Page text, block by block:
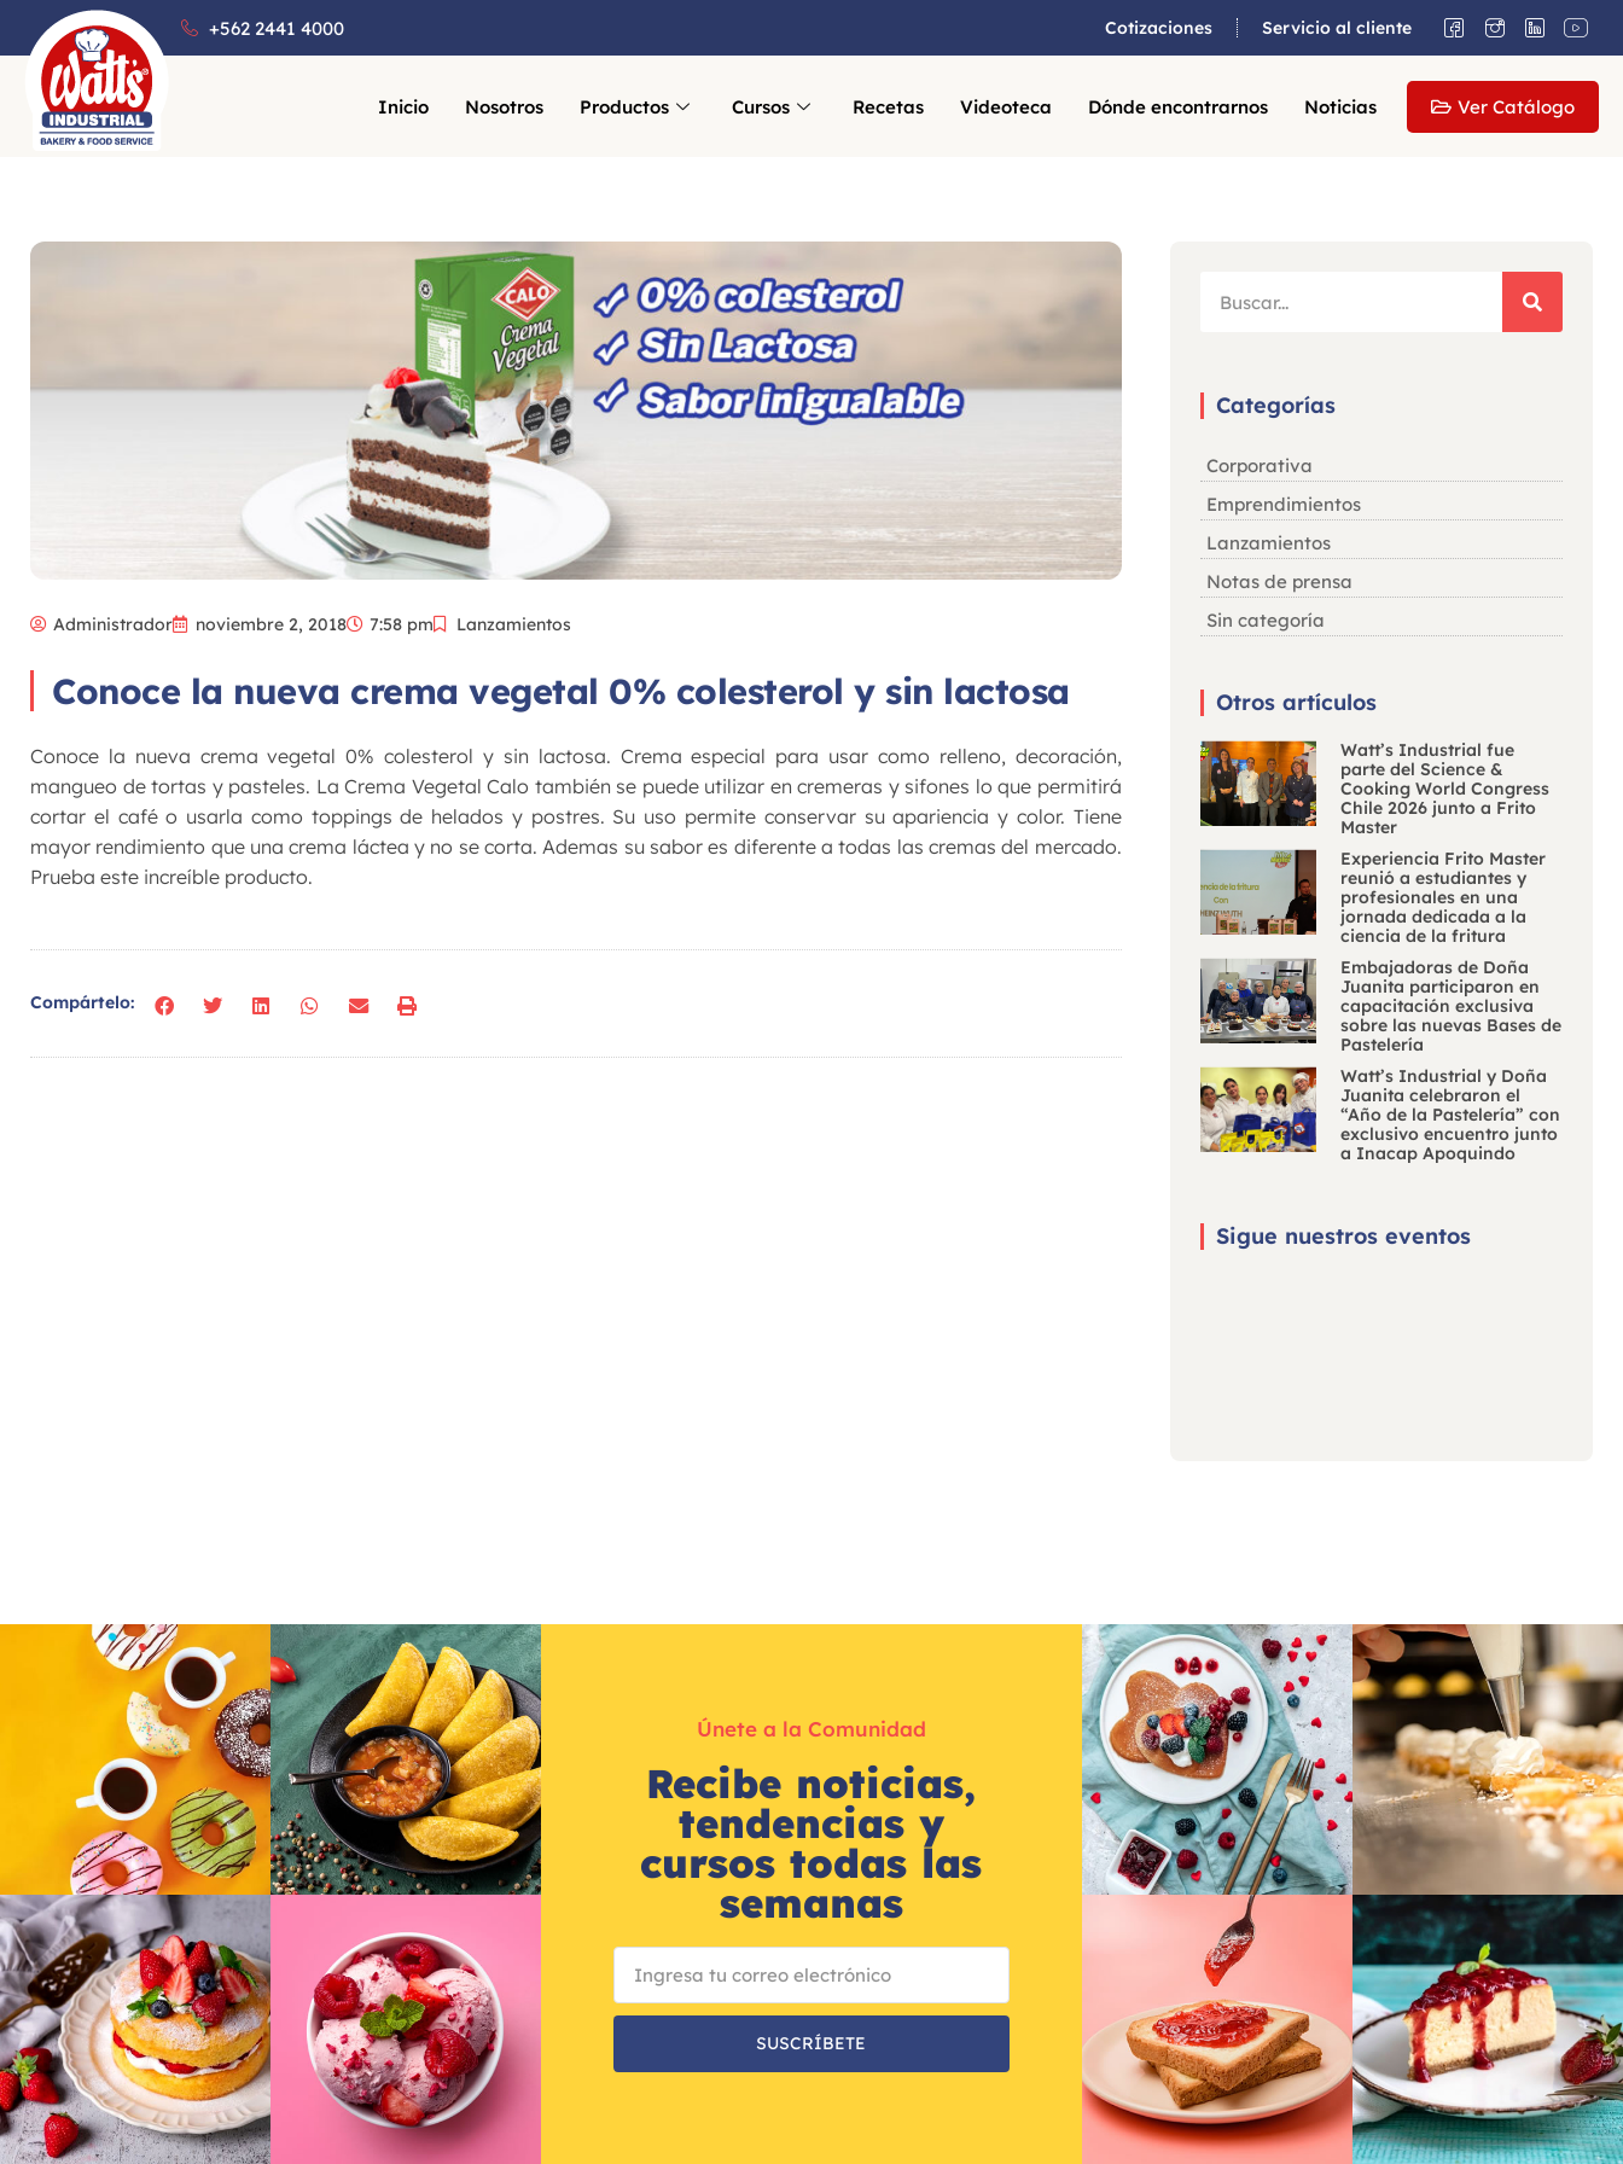
+562 2441 4000 Cotizaciones Servicio al cliente
Inicio Nosotros Productos Cursos Recetas Videoteca Dónde encontrarnos Noticias Ver Catálogo
Administrador noviembre 2, 2018 7:58 pm Lanzamientos
Conoce la nueva crema vegetal 0% colesterol y sin lactosa
Conoce la nueva crema vegetal 0% colesterol y sin lactosa. Crema especial para usar como relleno, decoración,
mangueo de tortas y pasteles. La Crema Vegetal Calo también se puede utilizar en cremeras y sifones lo que permitirá
cortar el café o usarla como toppings de helados y postres. Su uso permite conservar su apariencia y color. Tiene
mayor rendimiento que una crema láctea y no se corta. Ademas su sabor es diferente a todas las cremas del mercado.
Prueba este increíble producto.
Compártelo:
Categorías
Corporativa
Emprendimientos
Lanzamientos
Notas de prensa
Sin categoría
Otros artículos
Watt’s Industrial fue
parte del Science &
Cooking World Congress
Chile 2026 junto a Frito
Master
Experiencia Frito Master
reunió a estudiantes y
profesionales en una
jornada dedicada a la
ciencia de la fritura
Embajadoras de Doña
Juanita participaron en
capacitación exclusiva
sobre las nuevas Bases de
Pastelería
Watt’s Industrial y Doña
Juanita celebraron el
“Año de la Pastelería” con
exclusivo encuentro junto
a Inacap Apoquindo
Sigue nuestros eventos
Únete a la Comunidad
Recibe noticias,
tendencias y
cursos todas las
semanas
SUSCRÍBETE